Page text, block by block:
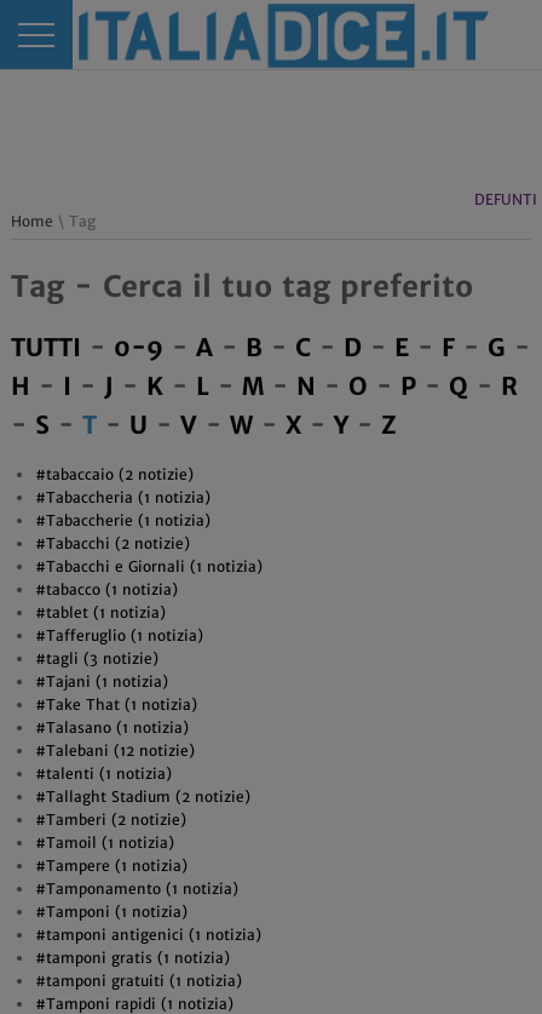
DEFUNTI
Home \ Tag
Tag - Cerca il tuo tag preferito
TUTTI - 0-9 - A- B - C - D - E- F- G -
H - I - J - K- L- M- N - O - P- Q - R
- S - T- U - V- W- X-Y- Z
#tabaccaio (2 notizie)
#Tabaccheria (1 notizia)
#Tabaccherie (1 notizia)
#Tabacchi (2 notizie)
#Tabacchi e Giornali (1 notizia)
#tabacco (1 notizia)
#tablet (1 notizia)
#Tafferuglio (1 notizia)
#tagli (3 notizie)
#Tajani (1 notizia)
#Take That (1 notizia)
#Talasano (1 notizia)
#Talebani (12 notizie)
#talenti (1 notizia)
#Tallaght Stadium (2 notizie)
#Tamberi (2 notizie)
#Tamoil (1 notizia)
#Tampere (1 notizia)
#Tamponamento (1 notizia)
#Tamponi (1 notizia)
#tamponi antigenici (1 notizia)
#tamponi gratis (1 notizia)
#tamponi gratuiti (1 notizia)
#Tamponi rapidi (1 notizia)